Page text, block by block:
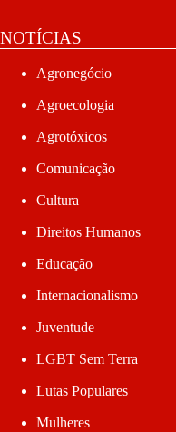
NOTÍCIAS
Agronegócio
Agroecologia
Agrotóxicos
Comunicação
Cultura
Direitos Humanos
Educação
Internacionalismo
Juventude
LGBT Sem Terra
Lutas Populares
Mulheres